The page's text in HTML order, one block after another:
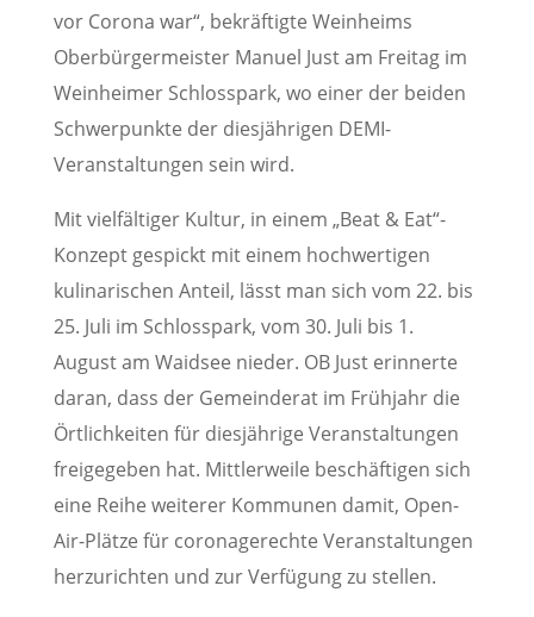
vor Corona war“, bekräftigte Weinheims
Oberbürgermeister Manuel Just am Freitag im
Weinheimer Schlosspark, wo einer der beiden
Schwerpunkte der diesjährigen DEMI-
Veranstaltungen sein wird.
Mit vielfältiger Kultur, in einem „Beat & Eat“-
Konzept gespickt mit einem hochwertigen
kulinarischen Anteil, lässt man sich vom 22. bis
25. Juli im Schlosspark, vom 30. Juli bis 1.
August am Waidsee nieder. OB Just erinnerte
daran, dass der Gemeinderat im Frühjahr die
Örtlichkeiten für diesjährige Veranstaltungen
freigegeben hat. Mittlerweile beschäftigen sich
eine Reihe weiterer Kommunen damit, Open-
Air-Plätze für coronagerechte Veranstaltungen
herzurichten und zur Verfügung zu stellen.